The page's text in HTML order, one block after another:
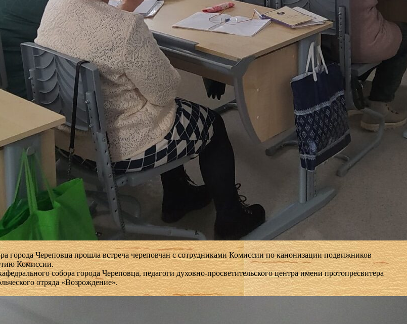
города Череповца прошла встреча череповчан с сотрудниками Комиссии по канонизации подвижников
Комиссии.
собора города Череповца, педагоги духовно-просветительского центра имени протопресвитера
отряда «Возрождение».